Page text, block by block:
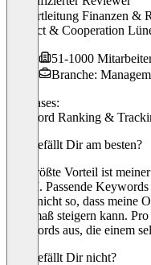
Ressortleitung Finanzen &
Contact & Cooperation
51-1000
Branche:
Use cases:
Keyword Ranking &
Was gefällt Dir am besten?
Der größte Vorteil ist
der KI. Passende
allem nicht so, dass meine
Übermaß steigern kann.
Keywords aus, die einem
Was gefällt Dir nicht?